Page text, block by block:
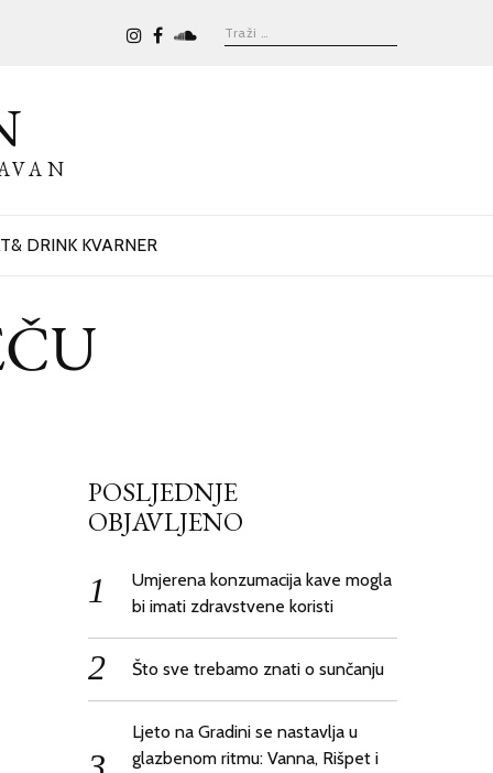
DRINK KVARNER
POSLJEDNJE
OBJAVLJENO
Umjerena konzumacija kave mogla
bi imati zdravstvene koristi
Što sve trebamo znati o sunčanju
Ljeto na Gradini se nastavlja u
glazbenom ritmu: Vanna, Rišpet i